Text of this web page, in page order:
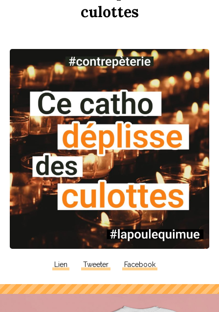
culottes
Lien Tweeter Facebook